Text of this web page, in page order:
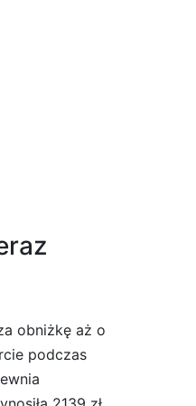
obniżkę aż o
podczas